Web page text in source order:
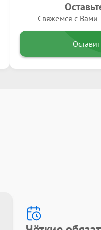
Свяжемся с Вами